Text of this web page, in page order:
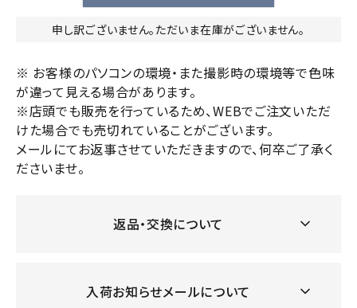
申し訳ございません。ただいま在庫がございません。
※ お客様のパソコンの環境・また撮影時の環境等で色味
が違って見える場合があります。
※店頭でも販売を行っているため、WEBでご注文いただ
けた場合でも売切れていることがございます。
メールにてお返事させていただきますので、何卒ご了承く
ださいませ。
返品・交換について
入荷お知らせメールについて